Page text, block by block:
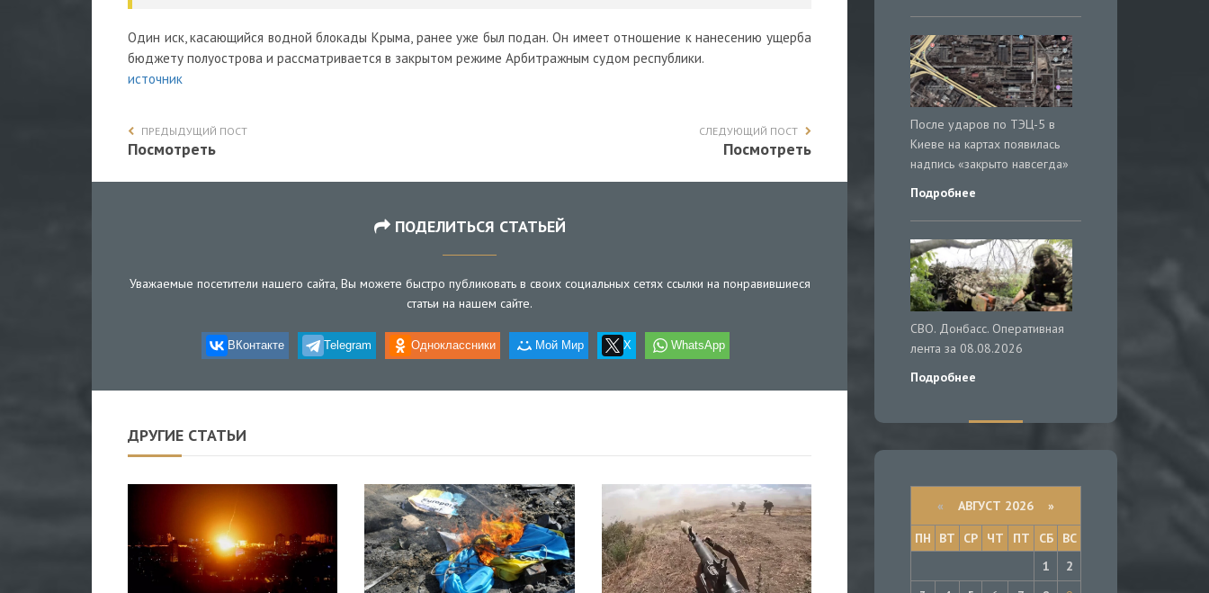
Один иск, касающийся водной блокады Крыма, ранее уже был подан. Он имеет отношение к нанесению ущерба
бюджету полуострова и рассматривается в закрытом режиме Арбитражным судом республики.
источник
ПРЕДЫДУЩИЙ ПОСТ
Посмотреть
СЛЕДУЮЩИЙ ПОСТ
Посмотреть
ПОДЕЛИТЬСЯ СТАТЬЕЙ
Уважаемые посетители нашего сайта, Вы можете быстро публиковать в своих социальных сетях ссылки на понравившиеся
статьи на нашем сайте.
ВКонтакте Telegram Одноклассники Мой Мир X WhatsApp
ДРУГИЕ СТАТЬИ
После ударов по ТЭЦ-5 в
Киеве на картах появилась
надпись «закрыто навсегда»
Подробнее
СВО. Донбасс. Оперативная
лента за 08.08.2026
Подробнее
« АВГУСТ 2026 »
ПН
ВТ СР ЧТ ПТ СБ
ВС
1
2